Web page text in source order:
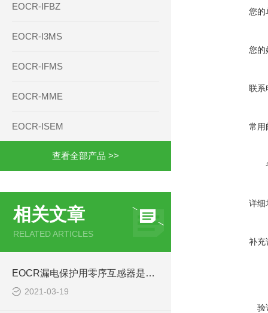
EOCR-IFBZ
EOCR-I3MS
EOCR-IFMS
EOCR-MME
EOCR-ISEM
查看全部产品 >>
相关文章
RELATED ARTICLES
EOCR漏电保护用零序互感器是否需要穿入N相
2021-03-19
您的
您的
联系
常用
详细
补充
验